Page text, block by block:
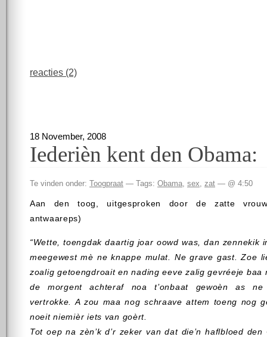
reacties (2)
18 November, 2008
Iederièn kent den Obama:
Te vinden onder: Toogpraat — Tags: Obama, sex, zat — @ 4:50
Aan den toog, uitgesproken door de zatte
antwaareps)
“Wette, toengdak daartig joar oowd was, dan zennekik
meegewest mè ne knappe mulat. Ne grave gast. Zoe
zoalig getoengdroait en nading eeve zalig gevréeje baa
de morgent achteraf noa t’onbaat gewoèn as ne
vertrokke. A zou maa nog schraave attem toeng nog
noeit niemièr iets van goèrt.
Tot oep na zèn’k d’r zeker van dat die’n haflbloed